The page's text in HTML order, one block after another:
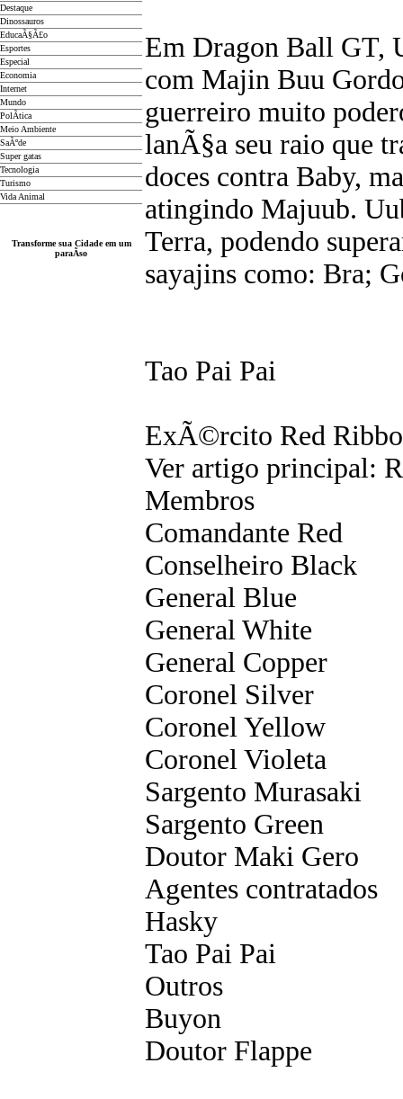
Destaque
Dinossauros
EducaÃ§Ã£o
Esportes
Especial
Economia
Internet
Mundo
PolÃ­tica
Meio Ambiente
SaÃºde
Super gatas
Tecnologia
Turismo
Vida Animal
Transforme sua Cidade em um
paraÃ­so
Em Dragon Ball GT,
com Majin Buu
guerreiro muito
lanÃ§a seu raio que
doces contra Baby,
atingindo Majuub.
Terra, podendo
sayajins como: Bra;
Tao Pai Pai
ExÃ©rcito Red
Ver artigo principal:
Membros
Comandante Red
Conselheiro Black
General Blue
General White
General Copper
Coronel Silver
Coronel Yellow
Coronel Violeta
Sargento Murasaki
Sargento Green
Doutor Maki Gero
Agentes contratados
Hasky
Tao Pai Pai
Outros
Buyon
Doutor Flappe